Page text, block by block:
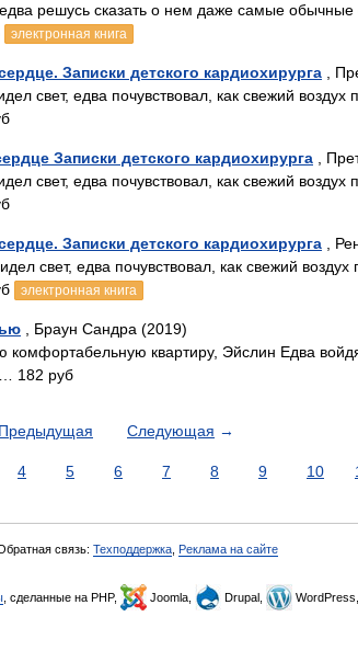
решусь сказать о нем даже самые
электронная книга
Записки детского кардиохирурга ,
свет, едва почувствовал, как свежий воздух
Записки детского кардиохирурга ,
свет, едва почувствовал, как свежий воздух
Записки детского кардиохирурга ,
свет, едва почувствовал, как свежий воздух
электронная книга
, Браун Сандра (2019)
комфортабельную квартиру, Эйслин Едва
182 руб
Предыдущая Следующая →
4 5 6 7 8 9 10
связь: Техподдержка Реклама на сайте
, сделанные на PHP, Joomla, Drupal,